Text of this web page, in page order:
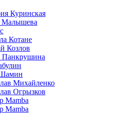
Куринская
Малышева
Котане
Козлов
Панкрушина
Михайленко
Огрызков
Mamba
Mamba